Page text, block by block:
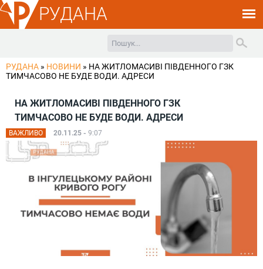
РУДАНА
РУДАНА » НОВИНИ » НА ЖИТЛОМАСИВІ ПІВДЕННОГО ГЗК
ТИМЧАСОВО НЕ БУДЕ ВОДИ. АДРЕСИ
НА ЖИТЛОМАСИВІ ПІВДЕННОГО ГЗК
ТИМЧАСОВО НЕ БУДЕ ВОДИ. АДРЕСИ
ВАЖЛИВО 20.11.25 - 9:07